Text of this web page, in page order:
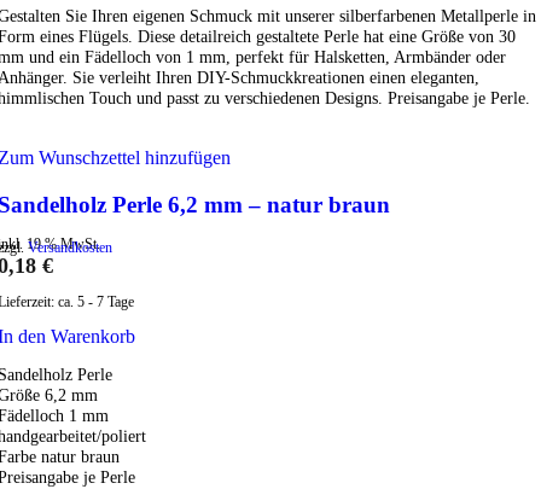
Sie Ihren eigenen Schmuck mit unserer silberfarbenen Metallperle in
eines Flügels. Diese detailreich gestaltete Perle hat eine Größe von 30
und ein Fädelloch von 1 mm, perfekt für Halsketten, Armbänder oder
Sie verleiht Ihren DIY-Schmuckkreationen einen eleganten,
Touch und passt zu verschiedenen Designs. Preisangabe je Perle.
Wunschzettel hinzufügen
Perle 6,2 mm – natur braun
19 % MwSt.
Versandkosten
€
ca. 5 - 7 Tage
den Warenkorb
Perle
6,2 mm
1 mm
poliert
natur braun
je Perle